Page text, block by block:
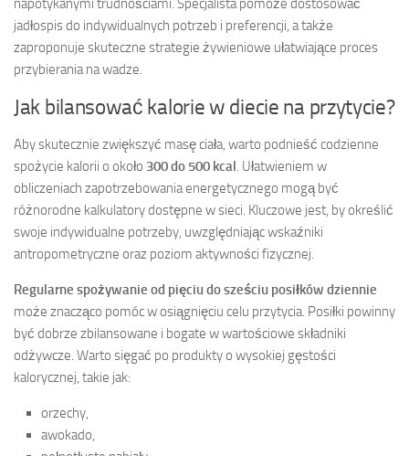
napotykanymi trudnościami. Specjalista pomoże dostosować
jadłospis do indywidualnych potrzeb i preferencji, a także
zaproponuje skuteczne strategie żywieniowe ułatwiające proces
przybierania na wadze.
Jak bilansować kalorie w diecie na przytycie?
Aby skutecznie zwiększyć masę ciała, warto podnieść codzienne
spożycie kalorii o około 300 do 500 kcal. Ułatwieniem w
obliczeniach zapotrzebowania energetycznego mogą być
różnorodne kalkulatory dostępne w sieci. Kluczowe jest, by określić
swoje indywidualne potrzeby, uwzględniając wskaźniki
antropometryczne oraz poziom aktywności fizycznej.
Regularne spożywanie od pięciu do sześciu posiłków dziennie
może znacząco pomóc w osiągnięciu celu przytycia. Posiłki powinny
być dobrze zbilansowane i bogate w wartościowe składniki
odżywcze. Warto sięgać po produkty o wysokiej gęstości
kalorycznej, takie jak:
orzechy,
awokado,